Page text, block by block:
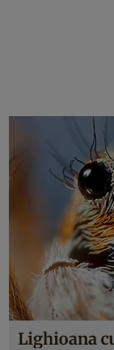
Lighioana